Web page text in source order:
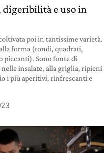
digeribilità e uso in
poi in tantissime varietà.
forma (tondi, quadrati,
piccanti). Sono fonte di
insalate, alla griglia, ripieni
i più aperitivi, rinfrescanti e